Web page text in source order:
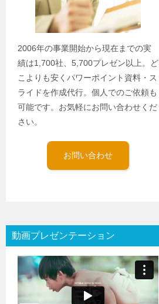
2006年の事業開始から現在までの実
績は1,700社、5,700プレゼン以上。ど
こよりも安くパワーポイント資料・ス
ライドを作成代行。個人でのご依頼も
可能です。お気軽にお問い合わせくだ
さい。
お問い合わせ
動画プレゼンテーション